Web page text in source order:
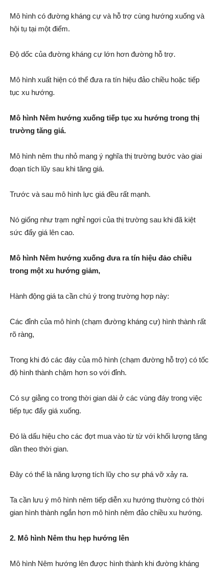
Mô hình có đường kháng cự và hỗ trợ cùng hướng xuống và
hội tụ tại một điểm.
Độ dốc của đường kháng cự lớn hơn đường hỗ trợ.
Mô hình xuất hiện có thể đưa ra tín hiệu đảo chiều hoặc tiếp
tục xu hướng.
Mô hình Nêm hướng xuống tiếp tục xu hướng trong thị
trường tăng giá.
Mô hình nêm thu nhỏ mang ý nghĩa thị trường bước vào giai
đoạn tích lũy sau khi tăng giá.
Trước và sau mô hình lực giá đều rất mạnh.
Nó giống như trạm nghỉ ngơi của thị trường sau khi đã kiệt
sức đẩy giá lên cao.
Mô hình Nêm hướng xuống đưa ra tín hiệu đảo chiều
trong một xu hướng giảm,
Hành động giá ta cần chú ý trong trường hợp này:
Các đỉnh của mô hình (chạm đường kháng cự) hình thành rất
rõ ràng,
Trong khi đó các đáy của mô hình (chạm đường hỗ trợ) có tốc
độ hình thành chậm hơn so với đỉnh.
Có sự giằng co trong thời gian dài ở các vùng đáy trong việc
tiếp tục đẩy giá xuống.
Đó là dấu hiệu cho các đợt mua vào từ từ với khối lượng tăng
dần theo thời gian.
Đây có thể là năng lượng tích lũy cho sự phá vỡ xảy ra.
Ta cần lưu ý mô hình nêm tiếp diễn xu hướng thường có thời
gian hình thành ngắn hơn mô hình nêm đảo chiều xu hướng.
2. Mô hình Nêm thu hẹp hướng lên
Mô hình Nêm hướng lên được hình thành khi đường kháng